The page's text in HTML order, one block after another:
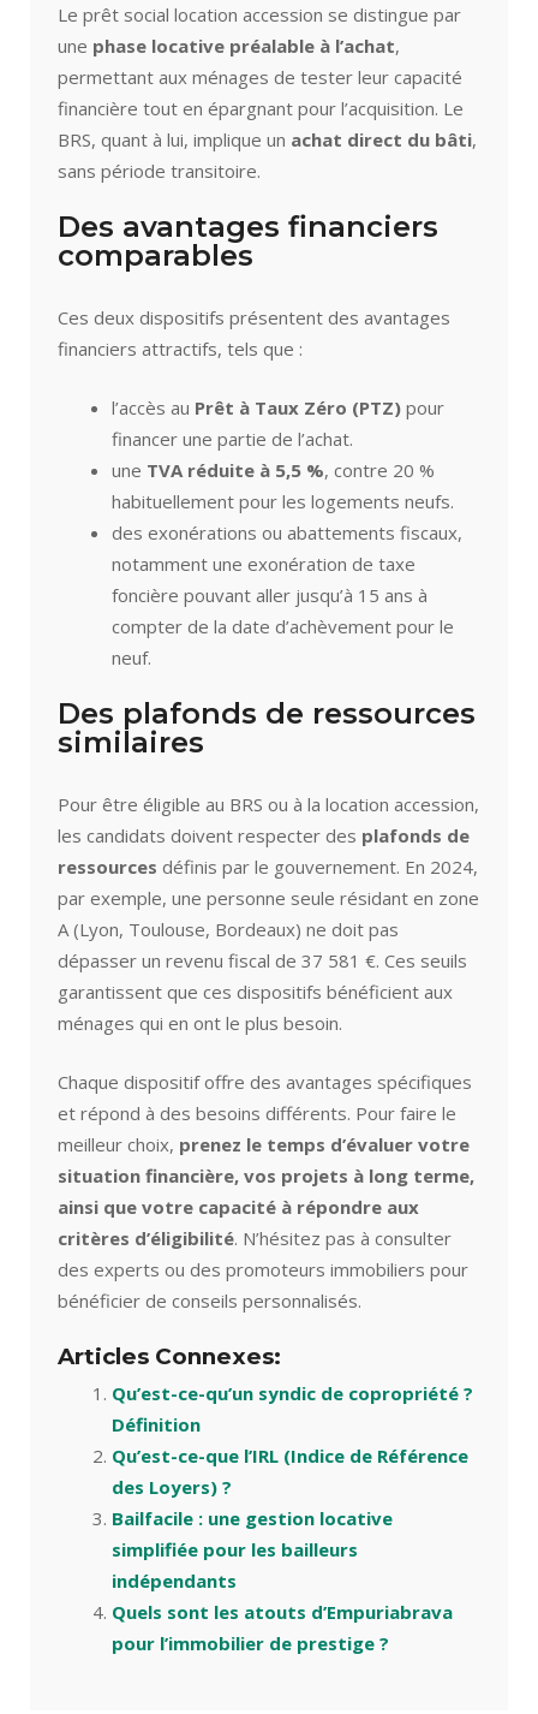
Le prêt social location accession se distingue par
une phase locative préalable à l’achat,
permettant aux ménages de tester leur capacité
financière tout en épargnant pour l’acquisition. Le
BRS, quant à lui, implique un achat direct du bâti,
sans période transitoire.
Des avantages financiers
comparables
Ces deux dispositifs présentent des avantages
financiers attractifs, tels que :
l’accès au Prêt à Taux Zéro (PTZ) pour
financer une partie de l’achat.
une TVA réduite à 5,5 %, contre 20 %
habituellement pour les logements neufs.
des exonérations ou abattements fiscaux,
notamment une exonération de taxe
foncière pouvant aller jusqu’à 15 ans à
compter de la date d’achèvement pour le
neuf.
Des plafonds de ressources
similaires
Pour être éligible au BRS ou à la location accession,
les candidats doivent respecter des plafonds de
ressources définis par le gouvernement. En 2024,
par exemple, une personne seule résidant en zone
A (Lyon, Toulouse, Bordeaux) ne doit pas
dépasser un revenu fiscal de 37 581 €. Ces seuils
garantissent que ces dispositifs bénéficient aux
ménages qui en ont le plus besoin.
Chaque dispositif offre des avantages spécifiques
et répond à des besoins différents. Pour faire le
meilleur choix, prenez le temps d’évaluer votre
situation financière, vos projets à long terme,
ainsi que votre capacité à répondre aux
critères d’éligibilité. N’hésitez pas à consulter
des experts ou des promoteurs immobiliers pour
bénéficier de conseils personnalisés.
Articles Connexes:
Qu’est-ce-qu’un syndic de copropriété ?
Définition
Qu’est-ce-que l’IRL (Indice de Référence
des Loyers) ?
Bailfacile : une gestion locative
simplifiée pour les bailleurs
indépendants
Quels sont les atouts d’Empuriabrava
pour l’immobilier de prestige ?